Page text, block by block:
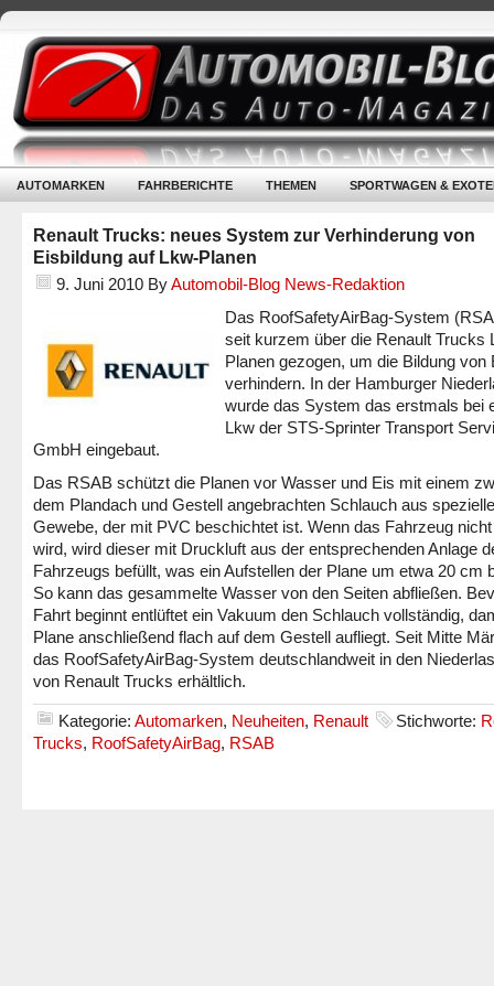
AUTOMARKEN FAHRBERICHTE THEMEN SPORTWAGEN &
Renault Trucks: neues System zur Verhinderung von
Eisbildung auf Lkw-Planen
9. Juni 2010 ByAutomobil-Blog News-Redaktion
Das RoofSafetyAirBag-System
seit kurzem über die Renault Trucks
Planen gezogen, um die Bildung von
verhindern. In der Hamburger
wurde das System das erstmals bei
Lkw der STS-Sprinter Transport
GmbH eingebaut.
Das RSAB schützt die Planen vor Wasser und Eis mit einem
dem Plandach und Gestell angebrachten Schlauch aus
Gewebe, der mit PVC beschichtet ist. Wenn das Fahrzeug
wird, wird dieser mit Druckluft aus der entsprechenden Anlage
Fahrzeugs befüllt, was ein Aufstellen der Plane um etwa 20 cm
So kann das gesammelte Wasser von den Seiten abfließen.
Fahrt beginnt entlüftet ein Vakuum den Schlauch vollständig,
Plane anschließend flach auf dem Gestell aufliegt. Seit Mitte
das RoofSafetyAirBag-System deutschlandweit in den
von Renault Trucks erhältlich.
Kategorie: Automarken, Neuheiten, Renault Stichworte:
Trucks, RoofSafetyAirBag, RSAB